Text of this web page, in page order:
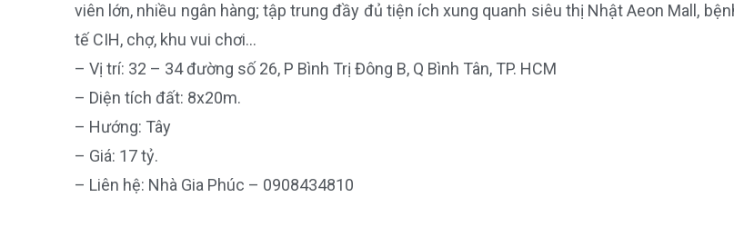
viên lớn, nhiều ngân hàng; tập trung đầy đủ tiện ích xung quanh siêu thị Nhật Aeon Mall,
tế CIH, chợ, khu vui chơi…
– Vị trí: 32 – 34 đường số 26, P Bình Trị Đông B, Q Bình Tân, TP. HCM
– Diện tích đất: 8x20m.
– Hướng: Tây
– Giá: 17 tỷ.
– Liên hệ: Nhà Gia Phúc – 0908434810